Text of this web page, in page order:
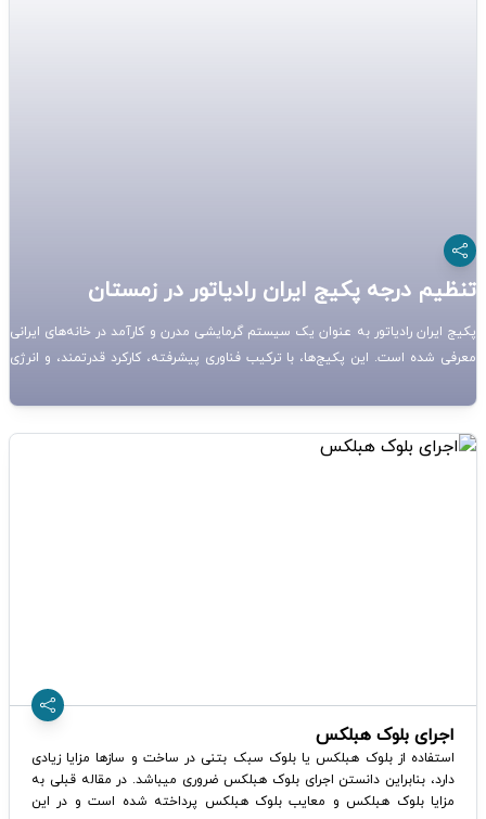
تنظیم درجه پکیج ایران رادیاتور در زمستان
پکیج ایران رادیاتور به عنوان یک سیستم گرمایشی مدرن و کارآمد در خانه‌های ایرانی
معرفی شده است. این پکیج‌ها، با ترکیب فناوری پیشرفته، کارکرد قدرتمند، و انرژی
این مقاله به تنظیم درجه پکیج ایران رادیاتور در زمستان پرداخته میشود.
اجرای بلوک هبلکس
استفاده از بلوک هبلکس یا بلوک سبک بتنی در ساخت و سازها مزایا زیادی
دارد، بنابراین دانستن اجرای بلوک هبلکس ضروری میباشد. در مقاله قبلی به
مزایا بلوک هبلکس و معایب بلوک هبلکس پرداخته شده است و در این